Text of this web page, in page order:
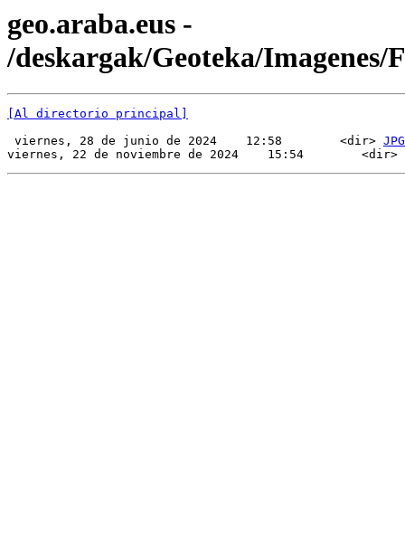
geo.araba.eus -
/deskargak/Geoteka/Imagenes/
[Al directorio principal]
viernes, 28 de junio de 2024    12:58        <dir> JPG
viernes, 22 de noviembre de 2024    15:54        <dir>